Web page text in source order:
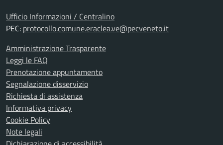
Ufficio Informazioni / Centralino
PEC: protocollo.comune.eraclea.ve@pecveneto.it
Amministrazione Trasparente
Leggi le FAQ
Prenotazione appuntamento
Segnalazione disservizio
Richiesta di assistenza
Informativa privacy
Cookie Policy
Note legali